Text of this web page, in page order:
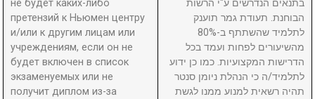
не будет каких-либо
претензий к Ньюмен центру
и/или к другим лицам или
учреждениям, если он не
будет включен в список
экзаменуемых или не
получит диплом из-за
בתנאים הנדרשים ע"י הרשות
הבוחנת. תעודת גמר תוענק
לתלמיד שהשתתף ב-80%
מהשיעורים לפחות ועמד בכל
הדרישות המקצועיות. כמו כן ידוע
לתלמיד/ה כי הנהלת ניומן סנטר
תהיה רשאית למנוע ממנו לגשת